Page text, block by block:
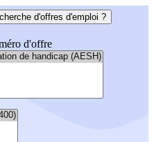
d'offres d'emploi ?
d'offre